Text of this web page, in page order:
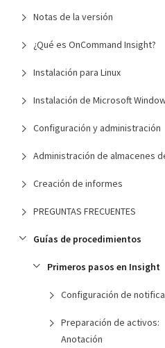
Notas de la versión
¿Qué es OnCommand Insight?
Instalación para Linux
Instalación de Microsoft
Configuración y administración
Administración de almacenes
Creación de informes
PREGUNTAS FRECUENTES
Guías de procedimientos
Primeros pasos en Insight
Configuración de
Preparación de activos:
Anotación